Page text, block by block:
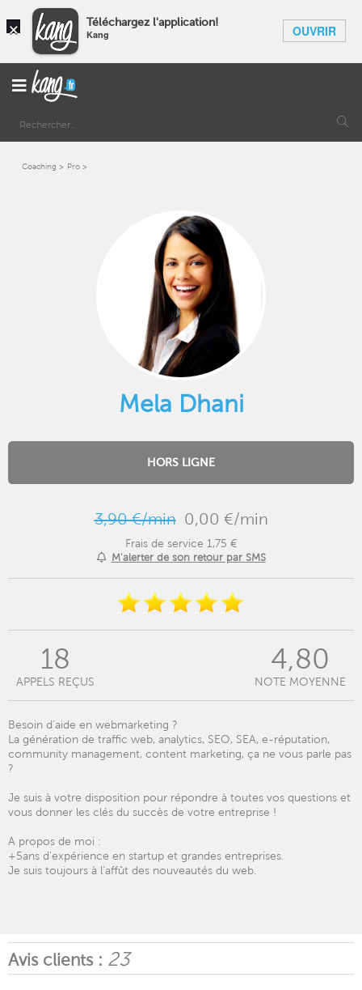
× Téléchargez l'application!
Kang OUVRIR
Coaching Pro
Mela Dhani
HORS LIGNE
3,90 €/min 0,00 €/min
Frais de service 1,75 €
M'alerter de son retour par SMS
18
APPELS REÇUS
4,80
NOTE MOYENNE
Besoin d'aide en webmarketing ?
La génération de traffic web, analytics, SEO, SEA, e-réputation,
community management, content marketing, ça ne vous parle pas
?
Je suis à votre disposition pour répondre à toutes vos questions et
vous donner les clés du succès de votre entreprise !
A propos de moi :
+5ans d'expérience en startup et grandes entreprises.
Je suis toujours à l’affût des nouveautés du web.
Avis clients : 23